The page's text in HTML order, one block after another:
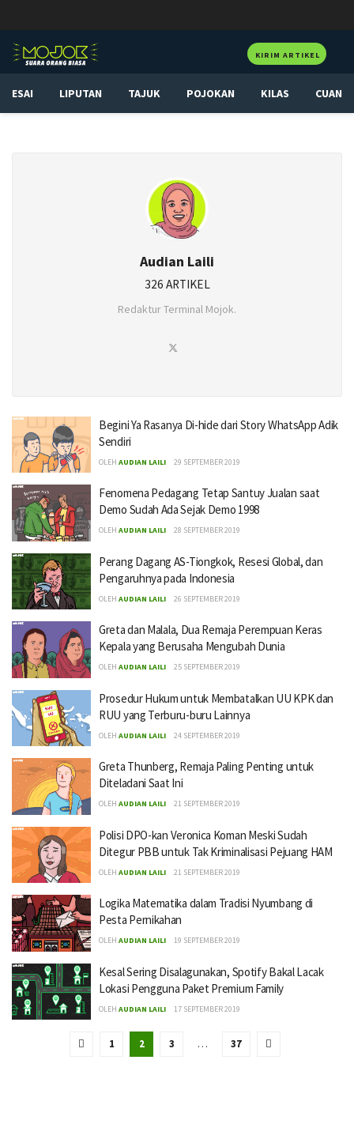
KIRIM ARTIKEL
ESAI LIPUTAN TAJUK POJOKAN KILAS CUAN
Audian Laili
326 ARTIKEL
Redaktur Terminal Mojok.
Begini Ya Rasanya Di-hide dari Story WhatsApp Adik
Sendiri
OLEH AUDIAN LAILI 29 SEPTEMBER 2019
Fenomena Pedagang Tetap Santuy Jualan saat
Demo Sudah Ada Sejak Demo 1998
OLEH AUDIAN LAILI 28 SEPTEMBER 2019
Perang Dagang AS-Tiongkok, Resesi Global, dan
Pengaruhnya pada Indonesia
OLEH AUDIAN LAILI 26 SEPTEMBER 2019
Greta dan Malala, Dua Remaja Perempuan Keras
Kepala yang Berusaha Mengubah Dunia
OLEH AUDIAN LAILI 25 SEPTEMBER 2019
Prosedur Hukum untuk Membatalkan UU KPK dan
RUU yang Terburu-buru Lainnya
OLEH AUDIAN LAILI 24 SEPTEMBER 2019
Greta Thunberg, Remaja Paling Penting untuk
Diteladani Saat Ini
OLEH AUDIAN LAILI 21 SEPTEMBER 2019
Polisi DPO-kan Veronica Koman Meski Sudah
Ditegur PBB untuk Tak Kriminalisasi Pejuang HAM
OLEH AUDIAN LAILI 21 SEPTEMBER 2019
Logika Matematika dalam Tradisi Nyumbang di
Pesta Pernikahan
OLEH AUDIAN LAILI 19 SEPTEMBER 2019
Kesal Sering Disalagunakan, Spotify Bakal Lacak
Lokasi Pengguna Paket Premium Family
OLEH AUDIAN LAILI 17 SEPTEMBER 2019
1 2 3 … 37